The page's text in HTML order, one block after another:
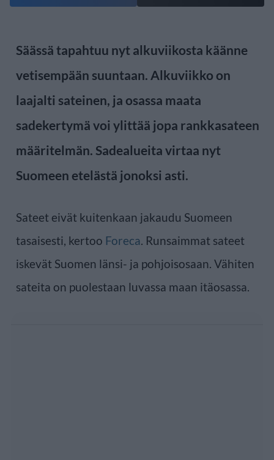
Säässä tapahtuu nyt alkuviikosta käänne
vetisempään suuntaan. Alkuviikko on
laajalti sateinen, ja osassa maata
sadekertymä voi ylittää jopa rankkasateen
määritelmän. Sadealueita virtaa nyt
Suomeen etelästä jonoksi asti.
Sateet eivät kuitenkaan jakaudu Suomeen
tasaisesti, kertoo Foreca. Runsaimmat sateet
iskevät Suomen länsi- ja pohjoisosaan. Vähiten
sateita on puolestaan luvassa maan itäosassa.